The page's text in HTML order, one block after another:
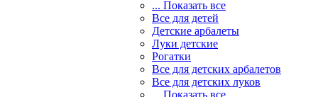
... Показать все
Все для детей
Детские арбалеты
Луки детские
Рогатки
Все для детских арбалетов
Все для детских луков
... Показать все